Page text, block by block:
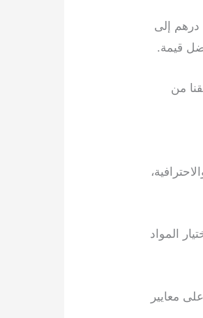
تختلف أسعار تركيب ورق حائط في أبوظبي بناءً على العوامل المذكورة. ومع ذلك، يمكنك أن تتوقع أن تتراوح الأسعار من 30 درهم إلى
من
المواد
معايير